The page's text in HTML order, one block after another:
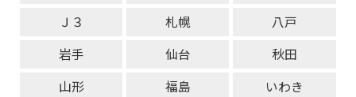
Ｊ３
札幌
八戸
岩手
仙台
秋田
山形
福島
いわき